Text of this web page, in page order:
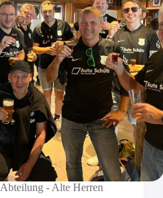
Abteilung - Alte Herren